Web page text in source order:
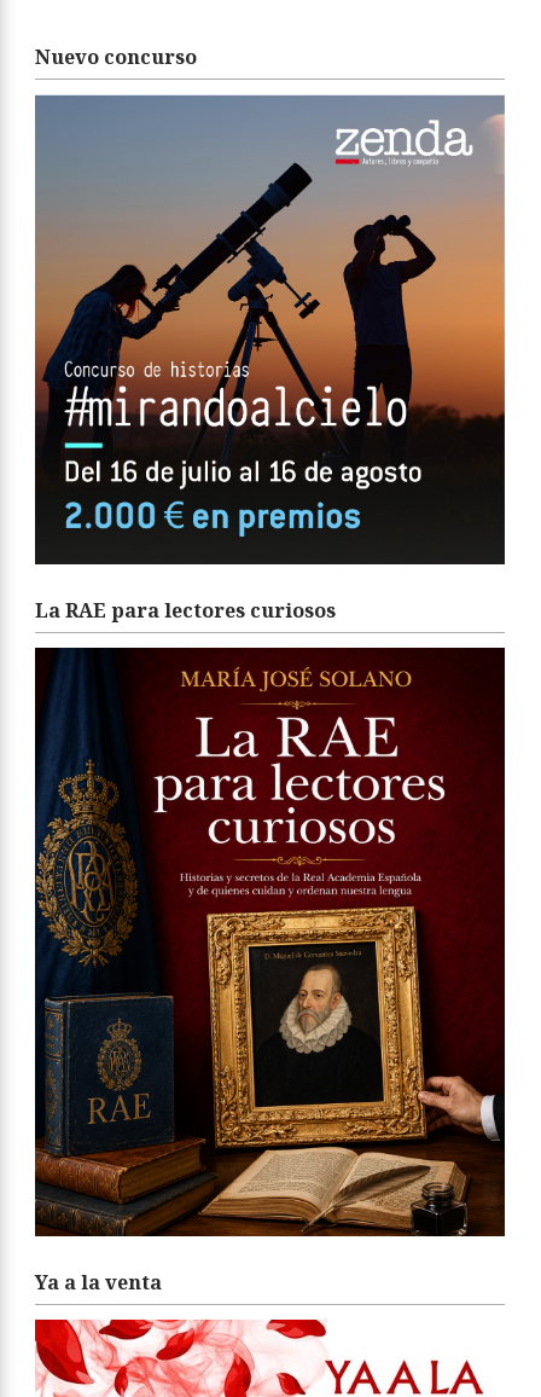
Nuevo concurso
La RAE para lectores curiosos
Ya a la venta